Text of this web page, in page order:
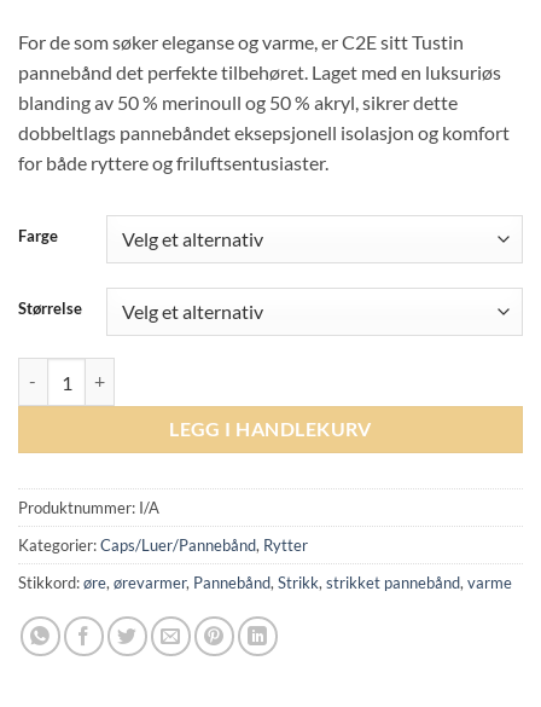
For de som søker eleganse og varme, er C2E sitt Tustin
pannebånd det perfekte tilbehøret. Laget med en luksuriøs
blanding av 50 % merinoull og 50 % akryl, sikrer dette
dobbeltlags pannebåndet eksepsjonell isolasjon og komfort
for både ryttere og friluftsentusiaster.
Farge
Størrelse
LEGG I HANDLEKURV
Produktnummer: I/A
Kategorier:Caps/Luer/Pannebånd, Rytter
Stikkord:øre, ørevarmer, Pannebånd, Strikk, strikket pannebånd, varme